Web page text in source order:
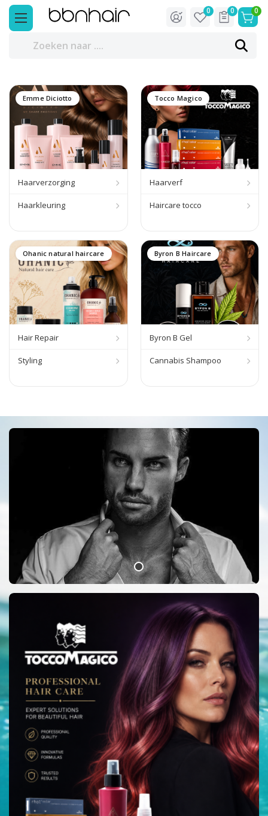
0
0
0
Emme Diciotto
Haarverzorging
Haarkleuring
Tocco Magico
Haarverf
Haircare tocco
Ohanic natural haircare
Hair Repair
Styling
Byron B Haircare
Byron B Gel
Cannabis Shampoo